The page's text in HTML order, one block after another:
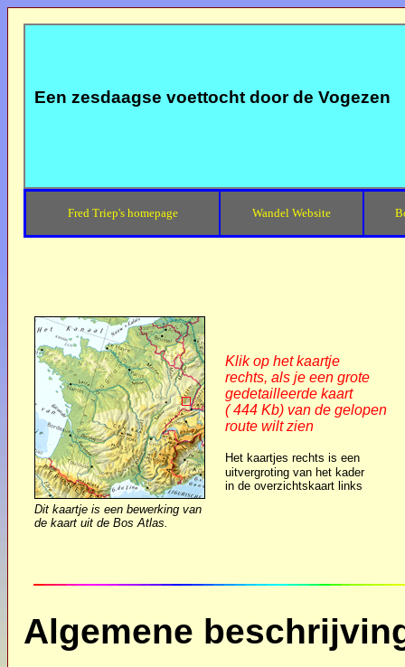
Een zesdaagse voettocht door de Vogezen
Fred Triep's homepage Wandel Website
Dit kaartje is een bewerking van
de kaart uit de Bos Atlas.
Klik op het kaartje
rechts, als je een grote
gedetailleerde kaart
( 444 Kb) van de gelopen
route wilt zien
Het kaartjes rechts is een
uitvergroting van het kader
in de overzichtskaart links
Algemene